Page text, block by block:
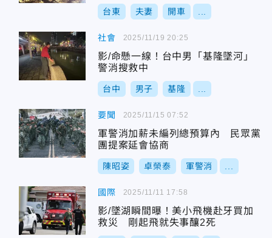
台東 夫妻 開車
社會
影/命懸一線！台中男「基隆墜河」
警消搜救中
台中 男子 基隆
2025/11/19 20:25
要聞
軍警消加薪未編列總預算內 民眾黨
團提案延會協商
陳昭姿 卓榮泰 軍警消
2025/11/15 07:52
國際
影/墜湖瞬間曝！美小飛機赴牙買加
救災 剛起飛就失事釀2死
2025/11/11 17:58